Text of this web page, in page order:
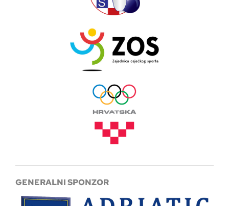
GENERALNI SPONZOR